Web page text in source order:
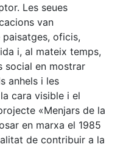
Les seues
van
oficis,
i, al mateix temps,
social en mostrar
anhels i les
cara visible i el
«Menjars de la
en marxa el 1985
de contribuir a la